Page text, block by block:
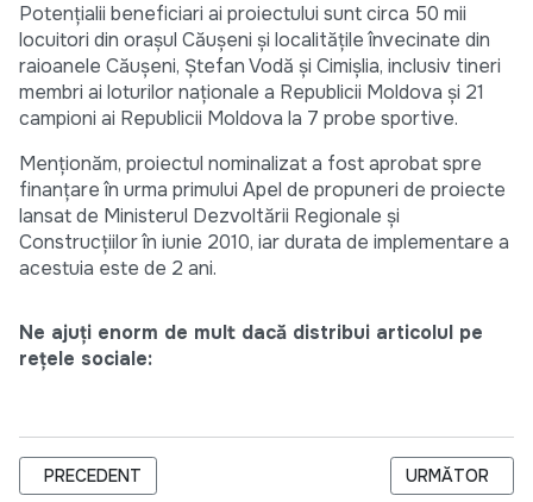
Potențialii beneficiari ai proiectului sunt circa 50 mii
locuitori din oraşul Căuşeni şi localităţile învecinate din
raioanele Căuşeni, Ştefan Vodă şi Cimişlia, inclusiv tineri
membri ai loturilor naţionale a Republicii Moldova și 21
campioni ai Republicii Moldova la 7 probe sportive.
Menționăm, proiectul nominalizat a fost aprobat spre
finanțare în urma primului Apel de propuneri de proiecte
lansat de Ministerul Dezvoltării Regionale și
Construcțiilor în iunie 2010, iar durata de implementare a
acestuia este de 2 ani.
Ne ajuți enorm de mult dacă distribui articolul pe
rețele sociale:
ARTICOL PRECEDENT: DIN 4 APRILIE 2013, OFICIILE
PRECEDENT ARTICOLUL
URMĂTOR